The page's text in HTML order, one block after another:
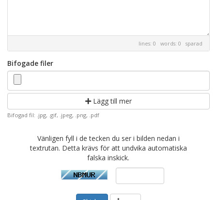
lines: 0 words: 0 sparad
Bifogade filer
Lägg till mer
Bifogad fil: .jpg, .gif, .jpeg, .png, .pdf
Vänligen fyll i de tecken du ser i bilden nedan i
textrutan. Detta krävs för att undvika automatiska
falska inskick.